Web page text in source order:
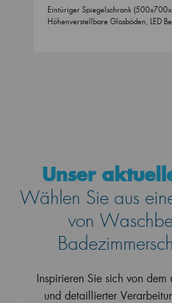
Eintüriger Spiegelschrank
Höhenverstellbare Glasböden, LED
Unser
Wählen Sie aus
von
Inspirieren Sie sich von dem
und detaillierter